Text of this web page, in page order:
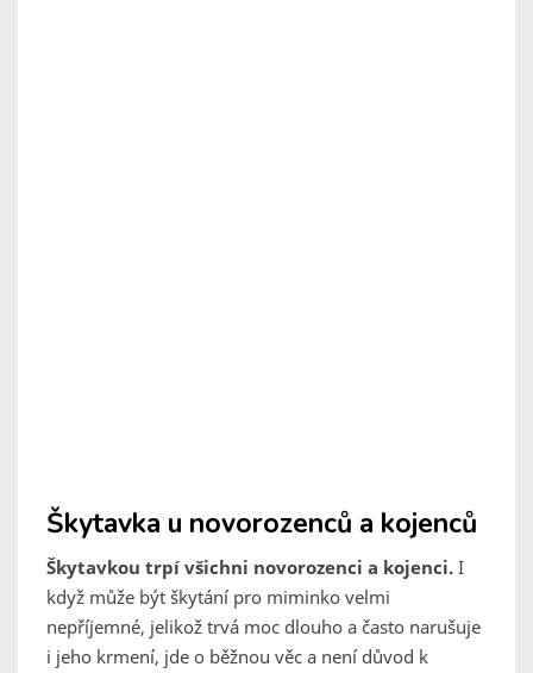
Škytavka u novorozenců a kojenců
Škytavkou trpí všichni novorozenci a kojenci. I
když může být škytání pro miminko velmi
nepříjemné, jelikož trvá moc dlouho a často narušuje
i jeho krmení, jde o běžnou věc a není důvod k